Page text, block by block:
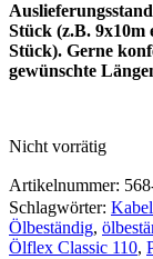
Stück (z.B. 9x10m
Stück). Gerne
gewünschte
Nicht vorrätig
Artikelnummer:
Schlagwörter:
Ölbeständig,
Ölflex Classic 110,